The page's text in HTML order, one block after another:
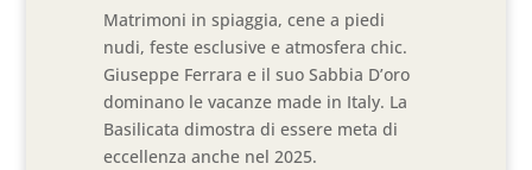
Matrimoni in spiaggia, cene a piedi
nudi, feste esclusive e atmosfera chic.
Giuseppe Ferrara e il suo Sabbia D’oro
dominano le vacanze made in Italy. La
Basilicata dimostra di essere meta di
eccellenza anche nel 2025.